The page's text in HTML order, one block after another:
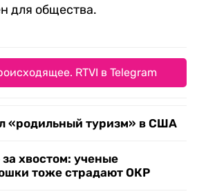
для общества.
RTVI в Telegram
«родильный туризм» в США
хвостом: ученые
тоже страдают ОКР